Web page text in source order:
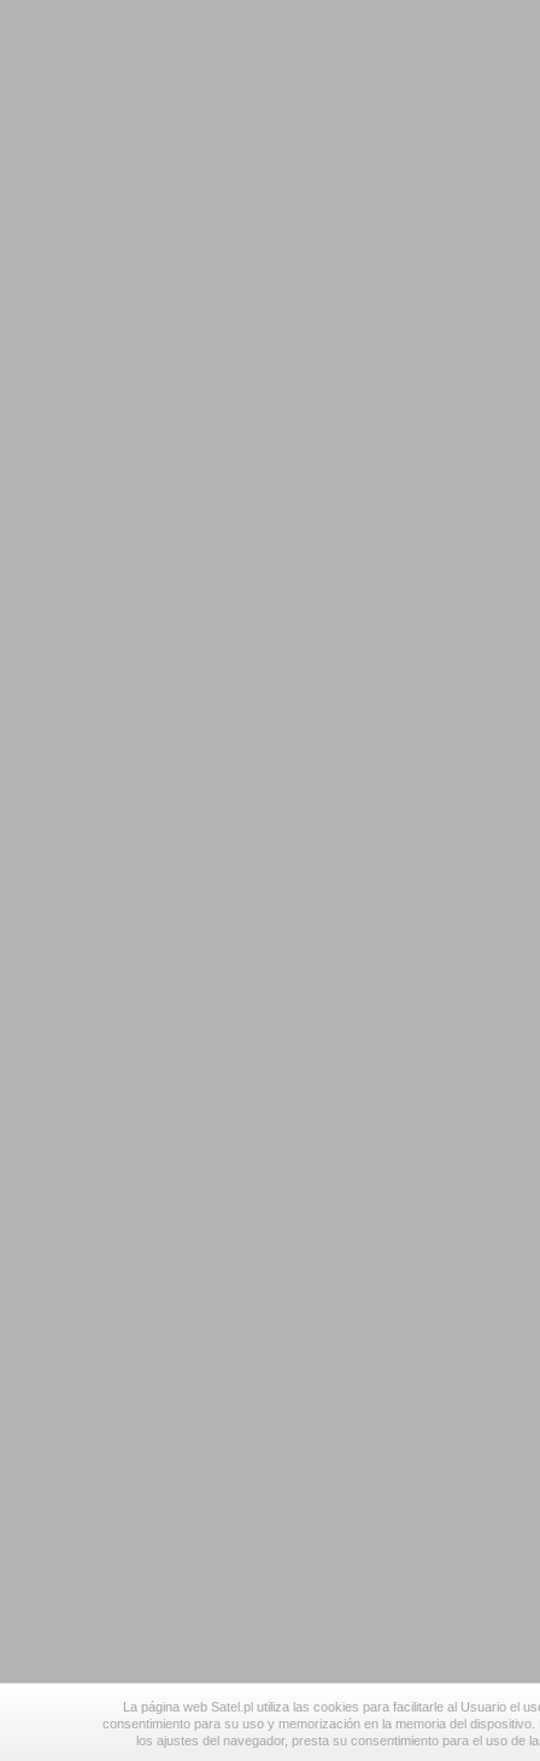
La página web Satel.pl utiliza las cookies para facilitarle al Usuario el
consentimiento para su uso y memorización en la memoria del
los ajustes del navegador, presta su consentimiento para el uso de